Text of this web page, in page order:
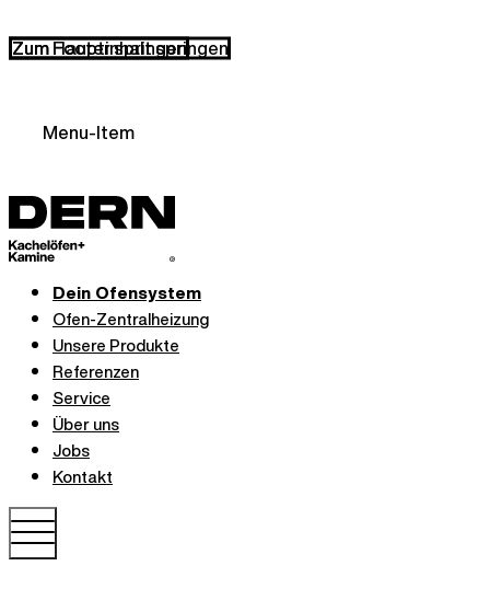
Zum Hauptinhalt springen
Zum Footer springen
Menu-Item
Dein Ofensystem
Ofen-Zentralheizung
Unsere Produkte
Referenzen
Service
Über uns
Jobs
Kontakt